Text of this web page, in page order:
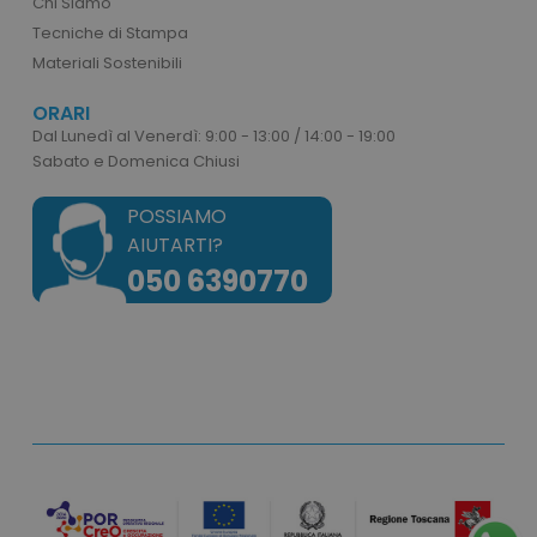
Tecniche di Stampa
Materiali Sostenibili
ORARI
Dal Lunedì al Venerdì: 9:00 - 13:00 / 14:00 - 19:00
Sabato e Domenica Chiusi
POSSIAMO
AIUTARTI?
050 6390770
necessari.
Nome
utm_campaign
recently_viewed_product_previous
Adobe Inc.